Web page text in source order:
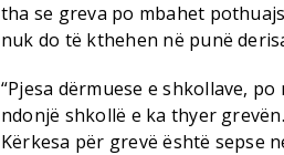
tha se greva po mbahet
nuk do të kthehen në punë
“Pjesa dërmuese e shkollave,
ndonjë shkollë e ka thyer
Kërkesa për grevë është sepse